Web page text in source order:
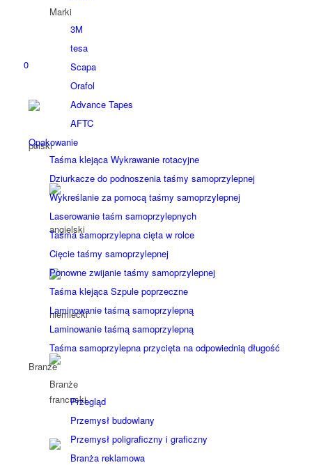
0
Marki
3M
tesa
Scapa
Orafol
Advance Tapes
AFTC
Opakowanie
Taśma klejąca Wykrawanie rotacyjne
Dziurkacze do podnoszenia taśmy samoprzylepnej
Wykreślanie za pomocą taśmy samoprzylepnej
Laserowanie taśm samoprzylepnych
Taśma samoprzylepna cięta w rolce
Cięcie taśmy samoprzylepnej
Ponowne zwijanie taśmy samoprzylepnej
Taśma klejąca Szpule poprzeczne
Laminowanie taśmą samoprzylepną
Laminowanie taśmą samoprzylepną
Taśma samoprzylepna przycięta na odpowiednią długość
Branże
Branże
Przegląd
Przemysł budowlany
Przemysł poligraficzny i graficzny
Branża reklamowa